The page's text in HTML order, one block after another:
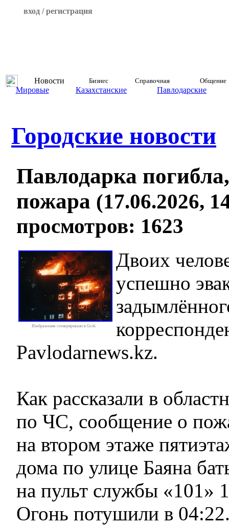
вход / регистрация
Новости Бизнес Справочная Общение
Мировые Казахстанские Павлодарские
Городские новости
Павлодарка
пожара (17.06.2026,
просмотров: 1623
Изображение сгенерировано в Grok
Двоих
успешно
Pavlodarnews.kz.
Как рассказали в
по ЧС, сообщение о
на втором этаже
дома по улице Баяна
на пульт службы «101»
Огонь потушили в